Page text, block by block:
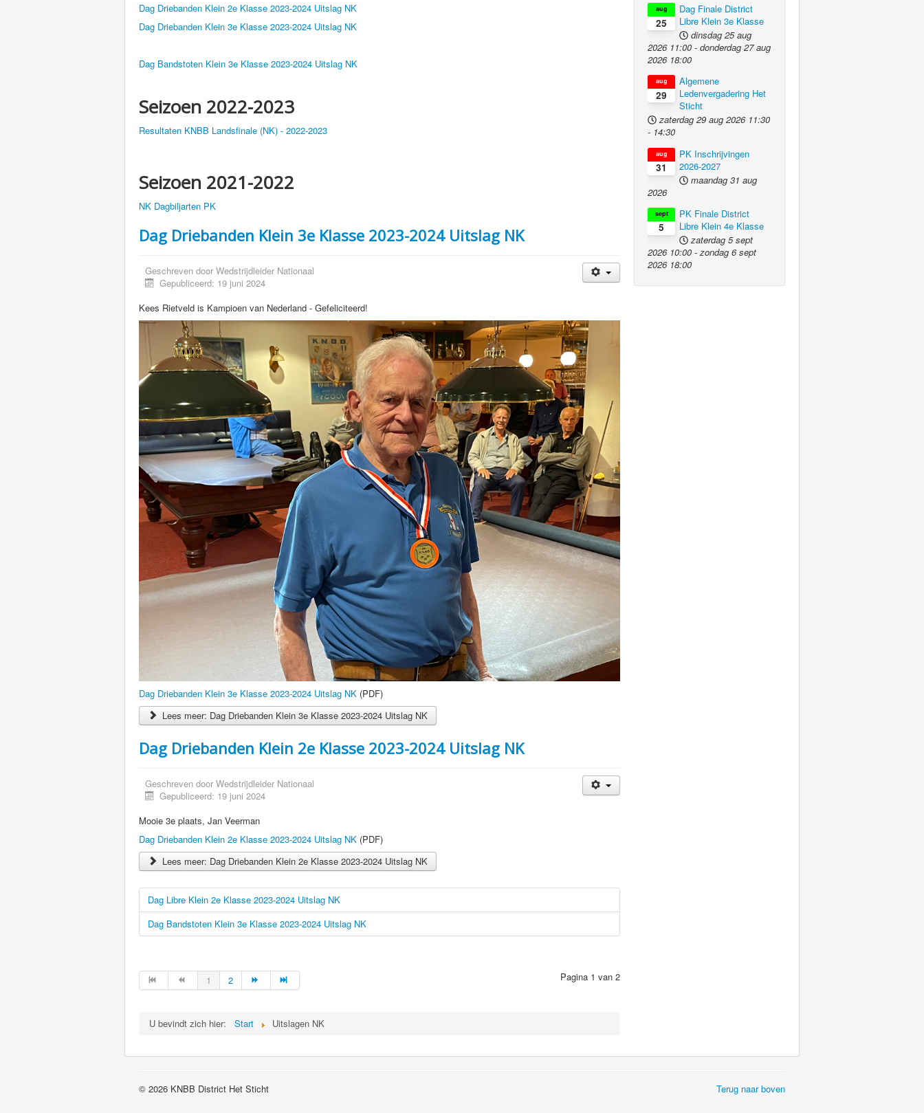
Dag Driebanden Klein 2e Klasse 2023-2024 Uitslag NK
Dag Driebanden Klein 3e Klasse 2023-2024 Uitslag NK
Dag Bandstoten Klein 3e Klasse 2023-2024 Uitslag NK
Seizoen 2022-2023
Resultaten KNBB Landsfinale (NK) - 2022-2023
Seizoen 2021-2022
NK Dagbiljarten PK
Dag Driebanden Klein 3e Klasse 2023-2024 Uitslag NK
Geschreven door Wedstrijdleider Nationaal
Gepubliceerd: 19 juni 2024
Kees Rietveld is Kampioen van Nederland - Gefeliciteerd!
Dag Driebanden Klein 3e Klasse 2023-2024 Uitslag NK (PDF)
Lees meer: Dag Driebanden Klein 3e Klasse 2023-2024 Uitslag NK
Dag Driebanden Klein 2e Klasse 2023-2024 Uitslag NK
Geschreven door Wedstrijdleider Nationaal
Gepubliceerd: 19 juni 2024
Mooie 3e plaats, Jan Veerman
Dag Driebanden Klein 2e Klasse 2023-2024 Uitslag NK (PDF)
Lees meer: Dag Driebanden Klein 2e Klasse 2023-2024 Uitslag NK
Dag Libre Klein 2e Klasse 2023-2024 Uitslag NK
Dag Bandstoten Klein 3e Klasse 2023-2024 Uitslag NK
Pagina 1 van 2
1 2
U bevindt zich hier: Start Uitslagen NK
25
aug
Dag Finale District
Libre Klein 3e Klasse
dinsdag 25 aug
2026 11:00 - donderdag 27 aug
2026 18:00
29
aug
Algemene
Ledenvergadering Het
Sticht
zaterdag 29 aug 2026 11:30
- 14:30
31
aug
PK Inschrijvingen
2026-2027
maandag 31 aug
2026
5
sept
PK Finale District
Libre Klein 4e Klasse
zaterdag 5 sept
2026 10:00 - zondag 6 sept
2026 18:00
Terug naar boven
© 2026 KNBB District Het Sticht